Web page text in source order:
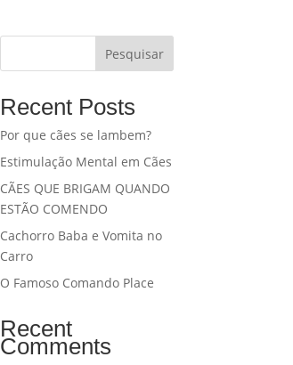
Pesquisar
Recent Posts
Por que cães se lambem?
Estimulação Mental em Cães
CÃES QUE BRIGAM QUANDO
ESTÃO COMENDO
Cachorro Baba e Vomita no
Carro
O Famoso Comando Place
Recent
Comments